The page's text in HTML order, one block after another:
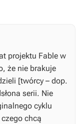
projektu Fable w
że nie brakuje
[twórcy – dop.
serii. Nie
cyklu
chcą